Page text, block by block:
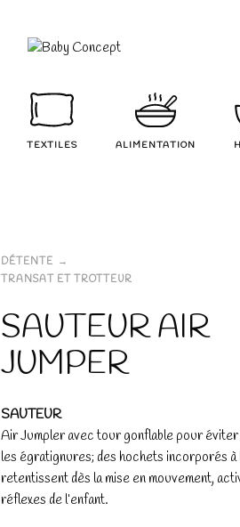
TEXTILES ALIMENTATION
DÉTENTE
TRANSAT ET TROTTEUR
SAUTEUR AIR
JUMPER
SAUTEUR
Air Jumpler avec tour gonflable pour
les égratignures; des hochets incorporés à
retentissent dès la mise en mouvement,
réflexes de l’enfant.